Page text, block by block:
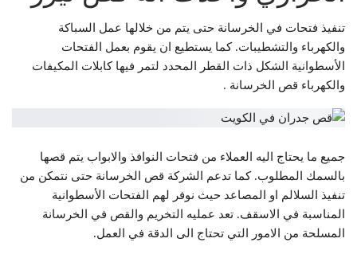
تنفيذ فتحات في الخرسانة حتى يتم من خلالها عمل السباكة
والكهرباء والتشطيبات. كما يستطيع ان يقوم بعمل الفتحات
الأسطوانية الشكل ذات القطر المحدد لتمر فيها كابلات المكيفات
والكهرباء قص الخرسانة .
جميع ما يحتاج اليه العملاء من فتحات النوافذ والابواب يتم قصها
بالسمك المطلوب. كما تدعم الشركة قص الخرسانة حتى نتمكن من
تنفيذ السلالم او المصاعد حيث نوفر لهم الفتحات الأسطوانية
المناسبة في الاسقف. تعد عمليه التخريم والقص في الخرسانة
المسلحة من الامور التي تحتاج الى الدقة في العمل.